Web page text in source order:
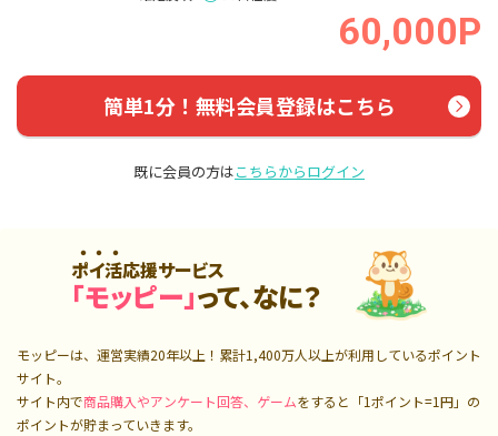
60,000P
簡単1分！無料会員登録はこちら
既に会員の方はこちらからログイン
ポイ活応援サービス
「モッピー」って、なに？
モッピーは、運営実績20年以上！累計1,400万人以上が利用しているポイント
サイト。
サイト内で商品購入やアンケート回答、ゲームをすると「1ポイント=1円」の
ポイントが貯まっていきます。